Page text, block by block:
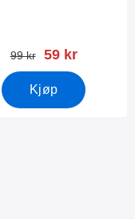
gammel pris
99 kr ny pris
59 kr
Kjøp
(G8141) som favoritt